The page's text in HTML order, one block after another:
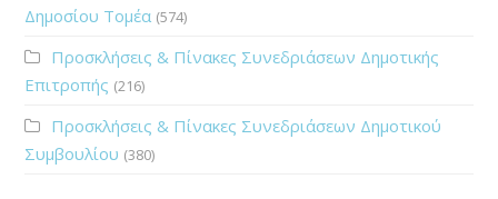
Δημοσίου Τομέα (574)
Προσκλήσεις & Πίνακες Συνεδριάσεων Δημοτικής
Επιτροπής (216)
Προσκλήσεις & Πίνακες Συνεδριάσεων Δημοτικού
Συμβουλίου (380)